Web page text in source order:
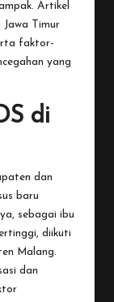
Artikel
Timur
faktor-
yang
di
dan
baru
sebagai ibu
diikuti
Malang.
dan